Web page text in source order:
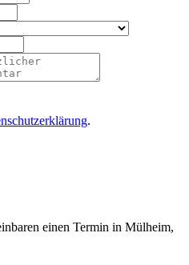
.
einen Termin in Mülheim,